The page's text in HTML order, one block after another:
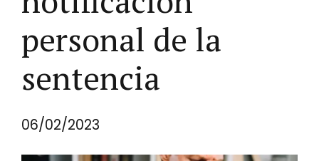
personal de la
sentencia
06/02/2023